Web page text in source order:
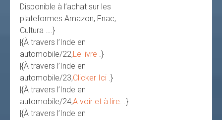
Disponible à l’achat sur les
plateformes Amazon, Fnac,
Cultura ….}
|{À travers l’Inde en
automobile/22,Le livre .}
|{À travers l’Inde en
automobile/23,Clicker Ici .}
|{À travers l’Inde en
automobile/24,A voir et à lire. .}
|{À travers l’Inde en